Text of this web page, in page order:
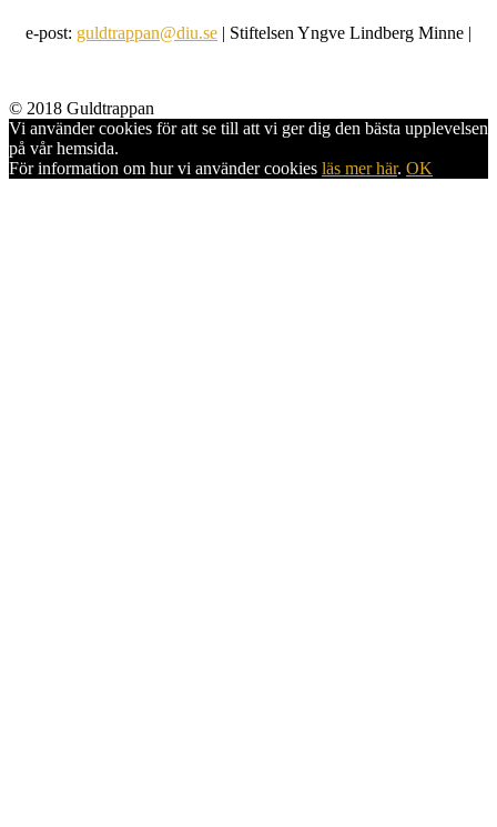
e-post: guldtrappan@diu.se | Stiftelsen Yngve Lindberg Minne |
© 2018 Guldtrappan
Vi använder cookies för att se till att vi ger dig den bästa upplevelsen
på vår hemsida.
För information om hur vi använder cookies läs mer här. OK